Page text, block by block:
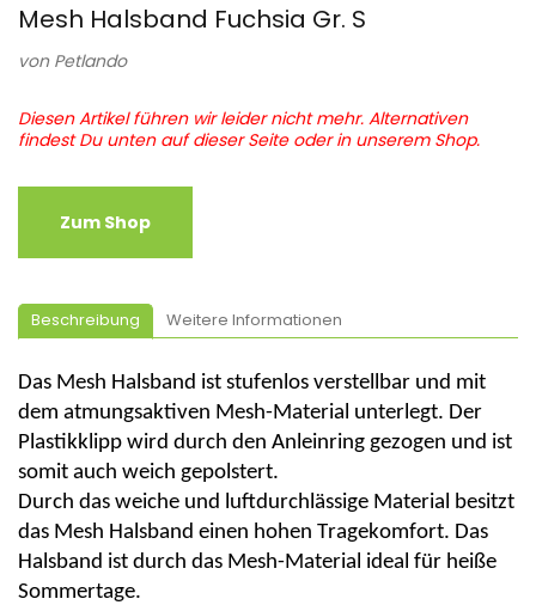
Mesh Halsband Fuchsia Gr. S
von Petlando
Diesen Artikel führen wir leider nicht mehr. Alternativen
findest Du unten auf dieser Seite oder in unserem Shop.
Zum Shop
Beschreibung Weitere Informationen
Das Mesh Halsband ist stufenlos verstellbar und mit
dem atmungsaktiven Mesh-Material unterlegt. Der
Plastikklipp wird durch den Anleinring gezogen und ist
somit auch weich gepolstert.
Durch das weiche und luftdurchlässige Material besitzt
das Mesh Halsband einen hohen Tragekomfort. Das
Halsband ist durch das Mesh-Material ideal für heiße
Sommertage.